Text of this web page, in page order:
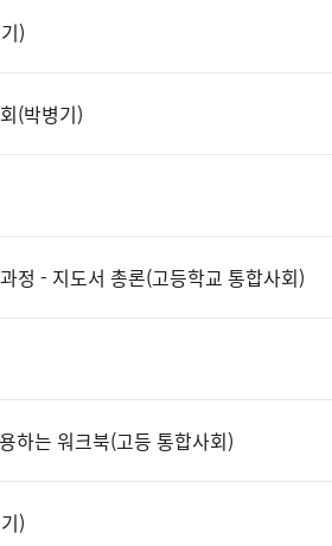
)
(박병기)
정 - 지도서 총론(고등학교 통합사회)
하는 워크북(고등 통합사회)
)